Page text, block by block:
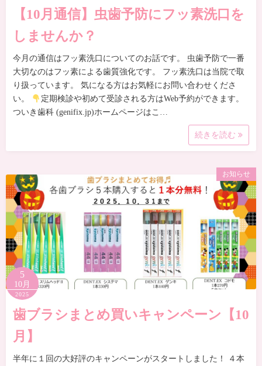
【10月通信】虫歯予防にフッ素洗口を
しませんか？
今月の通信はフッ素洗口についてのお話です。 虫歯予防で一番
大切なのはフッ素による歯質強化です。 フッ素洗口は当院で取
り扱っています。 気になる方はお気軽にお問い合わせくださ
い。
定期検診や初めて受診される方はWeb予約ができます。
ついき歯科 (genifix.jp)ホームページはこ…
続きを読む
お知らせ
5
10月
2025
歯ブラシまとめ買いキャンペーン【10
月】
半年に１回の大好評のキャンペーンがスタートしました！ ４本